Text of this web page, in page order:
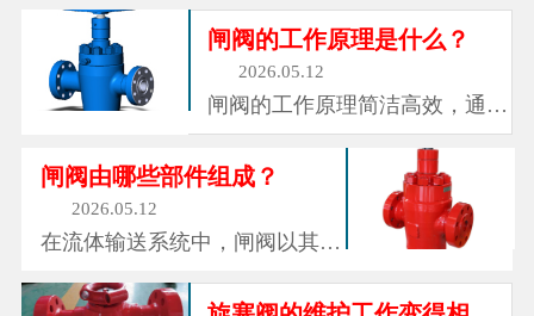
采油树，油气开采领域中最常见
也最...
键。操作时，需平稳转动手轮，
避免用力过猛导致阀杆损坏或密
封失效;开启和关闭阀门时，要
注意观察流体流动状态，避免在
防止闸...
闸阀的工作原理是什么？
2026.05.12
闸阀的工作原理简洁高效，通过
旋转手轮带动阀杆上下移动，进
而驱动闸板在阀体内做垂直升降
运动。当闸板完全升起时，流体
可沿阀体通道顺畅通过，此时阀
门处于全开状态;当闸板下降至
与阀座完全贴合时，流体被阻
闸阀由哪些部件组成？
2026.05.12
在流体输送系统中，闸阀以其结
良的特点，成为各行各业不可或